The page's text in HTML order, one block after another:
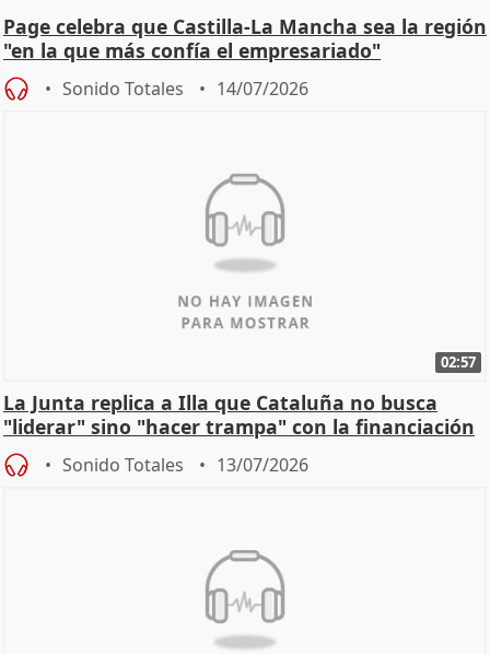
Page celebra que Castilla-La Mancha sea la región
"en la que más confía el empresariado"
Sonido Totales 14/07/2026
02:57
La Junta replica a Illa que Cataluña no busca
"liderar" sino "hacer trampa" con la financiación
Sonido Totales 13/07/2026